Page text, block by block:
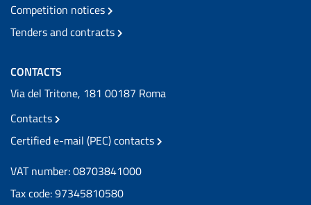
Competition notices
Tenders and contracts
CONTACTS
Via del Tritone, 181 00187 Roma
Contacts
Certified e-mail (PEC) contacts
VAT number: 08703841000
Tax code: 97345810580